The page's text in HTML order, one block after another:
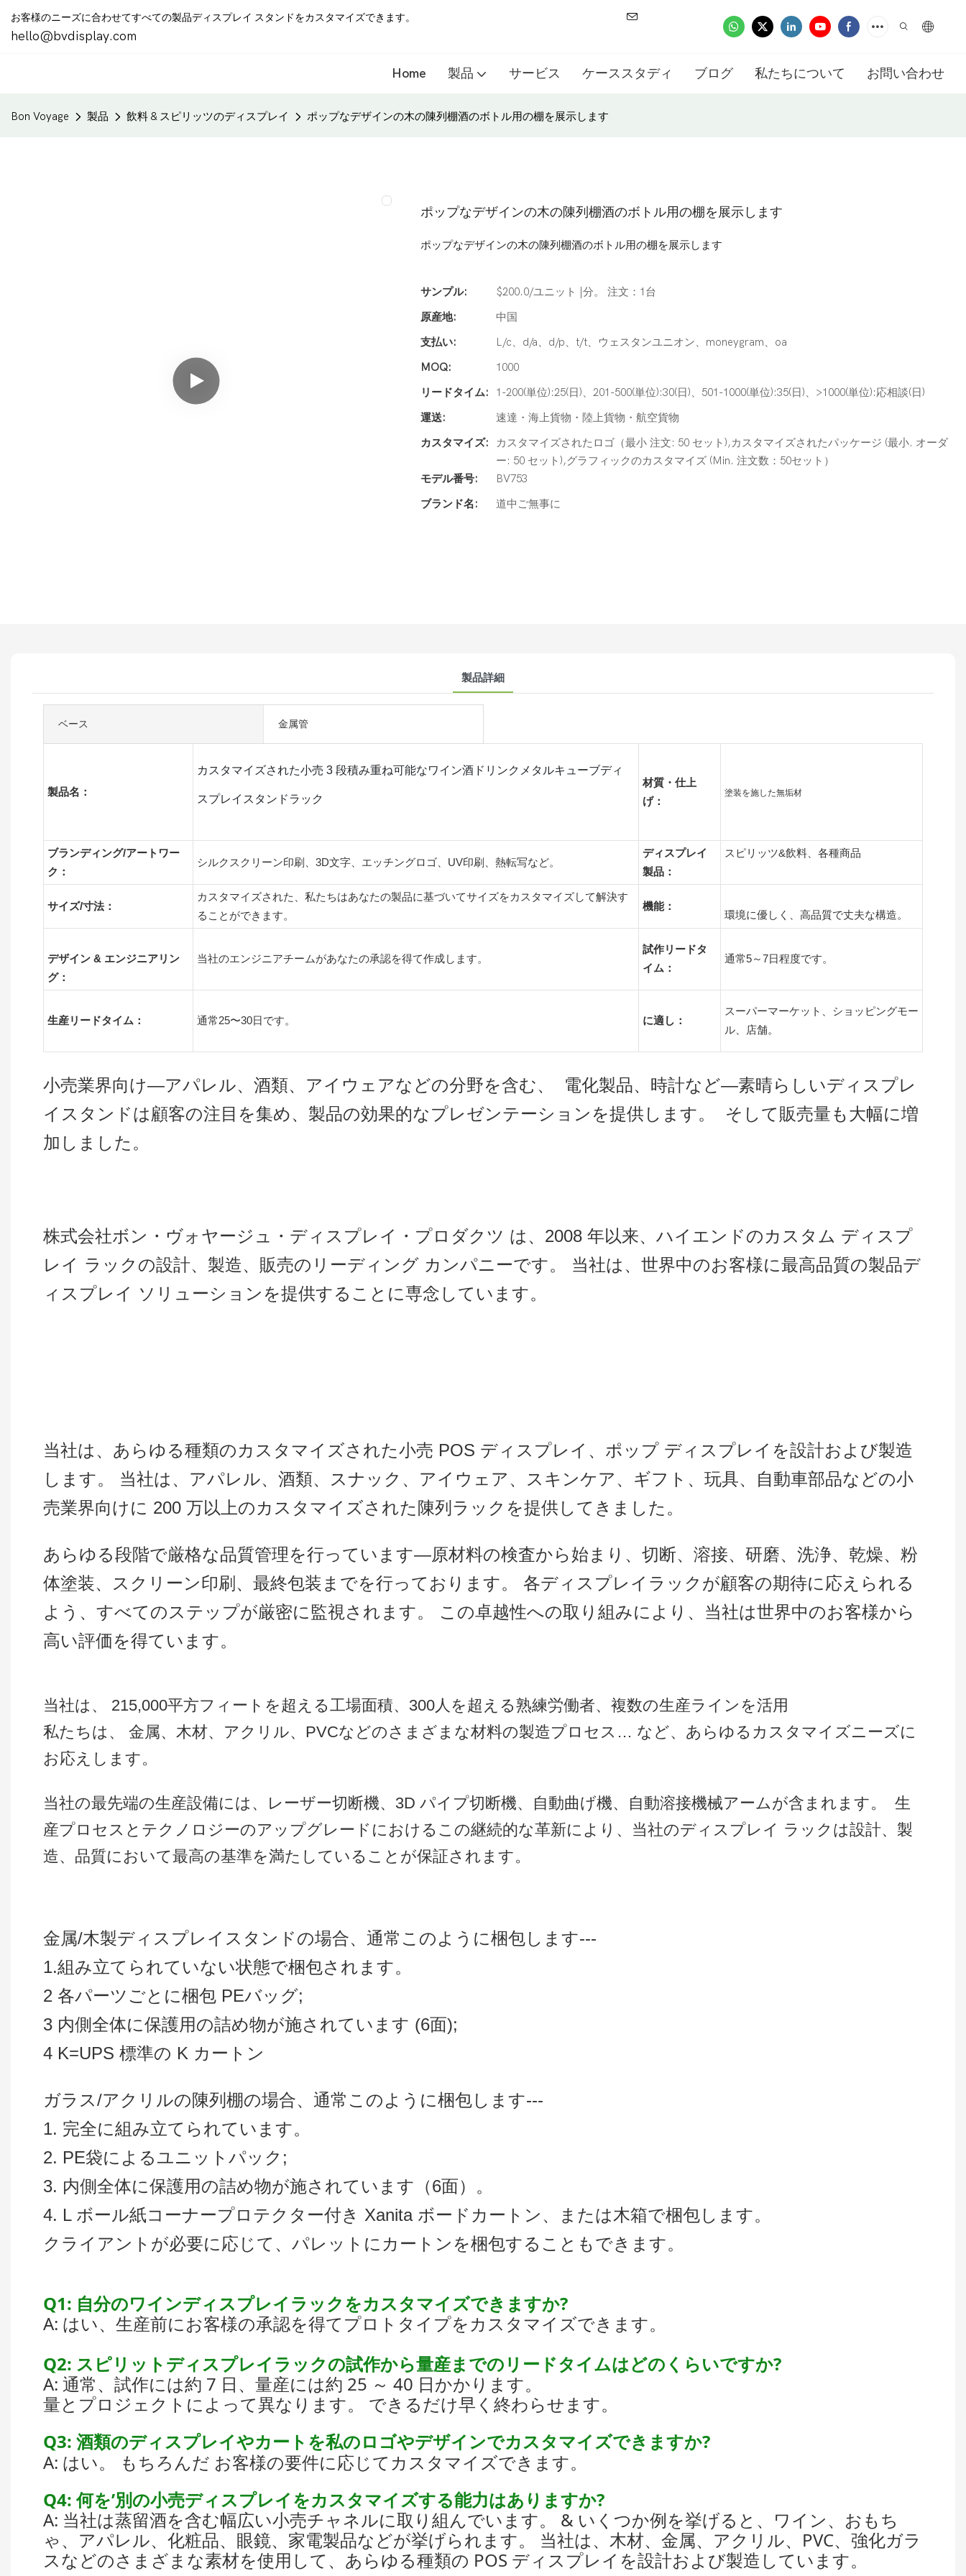
お客様のニーズに合わせてすべての製品ディスプレイ スタンドをカスタマイズできます。
hello@bvdisplay.com
Home 製品 サービス ケーススタディ ブログ 私たちについて お問い合わせ
Bon Voyage 製品 飲料 & スピリッツのディスプレイ ポップなデザインの木の陳列棚酒のボトル用の棚を展示します
ポップなデザインの木の陳列棚酒のボトル用の棚を展示します
ポップなデザインの木の陳列棚酒のボトル用の棚を展示します
サンプル:
$200.0/ユニット |分。 注文：1台
原産地:
中国
支払い:
L/c、d/a、d/p、t/t、ウェスタンユニオン、moneygram、oa
MOQ:
1000
リードタイム:
1-200(単位):25(日)、201-500(単位):30(日)、501-1000(単位):35(日)、>1000(単位):応相談(日)
運送:
速達・海上貨物・陸上貨物・航空貨物
カスタマイズ:
カスタマイズされたロゴ（最小 注文: 50 セット),カスタマイズされたパッケージ (最小. オーダ
ー: 50 セット),グラフィックのカスタマイズ (Min. 注文数：50セット）
モデル番号:
BV753
ブランド名:
道中ご無事に
製品詳細
ベース 金属管
製品名：
カスタマイズされた小売 3 段積み重ね可能なワイン酒ドリンクメタルキューブディ
スプレイスタンドラック
材質・仕上
げ：
塗装を施した無垢材
ブランディング/アートワー
ク：
シルクスクリーン印刷、3D文字、エッチングロゴ、UV印刷、熱転写など。
ディスプレイ
製品：
スピリッツ&飲料、各種商品
サイズ/寸法：
カスタマイズされた、私たちはあなたの製品に基づいてサイズをカスタマイズして解決す
ることができます。
機能：
環境に優しく、高品質で丈夫な構造。
デザイン & エンジニアリン
グ：
当社のエンジニアチームがあなたの承認を得て作成します。
試作リードタ
イム：
通常5～7日程度です。
生産リードタイム： 通常25〜30日です。 に適し：
スーパーマーケット、ショッピングモー
ル、店舗。
小売業界向け—アパレル、酒類、アイウェアなどの分野を含む、 電化製品、時計など—素晴らしいディスプレ
イスタンドは顧客の注目を集め、製品の効果的なプレゼンテーションを提供します。 そして販売量も大幅に増
加しました。
株式会社ボン・ヴォヤージュ・ディスプレイ・プロダクツ は、2008 年以来、ハイエンドのカスタム ディスプ
レイ ラックの設計、製造、販売のリーディング カンパニーです。 当社は、世界中のお客様に最高品質の製品デ
ィスプレイ ソリューションを提供することに専念しています。
当社は、あらゆる種類のカスタマイズされた小売 POS ディスプレイ、ポップ ディスプレイを設計および製造
します。 当社は、アパレル、酒類、スナック、アイウェア、スキンケア、ギフト、玩具、自動車部品などの小
売業界向けに 200 万以上のカスタマイズされた陳列ラックを提供してきました。
あらゆる段階で厳格な品質管理を行っています—原材料の検査から始まり、切断、溶接、研磨、洗浄、乾燥、粉
体塗装、スクリーン印刷、最終包装までを行っております。 各ディスプレイラックが顧客の期待に応えられる
よう、すべてのステップが厳密に監視されます。 この卓越性への取り組みにより、当社は世界中のお客様から
高い評価を得ています。
当社は、 215,000平方フィートを超える工場面積、300人を超える熟練労働者、複数の生産ラインを活用
私たちは、 金属、木材、アクリル、PVCなどのさまざまな材料の製造プロセス… など、あらゆるカスタマイズニーズに
お応えします。
当社の最先端の生産設備には、レーザー切断機、3D パイプ切断機、自動曲げ機、自動溶接機械アームが含まれます。
生
産プロセスとテクノロジーのアップグレードにおけるこの継続的な革新により、当社のディスプレイ ラックは設計、製
造、品質において最高の基準を満たしていることが保証されます。
金属/木製ディスプレイスタンドの場合、通常このように梱包します---
1.組み立てられていない状態で梱包されます。
2 各パーツごとに梱包 PEバッグ;
3 内側全体に保護用の詰め物が施されています (6面);
4 K=UPS 標準の K カートン
ガラス/アクリルの陳列棚の場合、通常このように梱包します---
1. 完全に組み立てられています。
2. PE袋によるユニットパック;
3. 内側全体に保護用の詰め物が施されています（6面）。
4. L ボール紙コーナープロテクター付き Xanita ボードカートン、または木箱で梱包します。
クライアントが必要に応じて、パレットにカートンを梱包することもできます。
Q1: 自分のワインディスプレイラックをカスタマイズできますか?
A: はい、生産前にお客様の承認を得てプロトタイプをカスタマイズできます。
Q2: スピリットディスプレイラックの試作から量産までのリードタイムはどのくらいですか?
A: 通常、試作には約 7 日、量産には約 25 ～ 40 日かかります。
量とプロジェクトによって異なります。 できるだけ早く終わらせます。
Q3: 酒類のディスプレイやカートを私のロゴやデザインでカスタマイズできますか?
A: はい。 もちろんだ お客様の要件に応じてカスタマイズできます。
Q4: 何を’別の小売ディスプレイをカスタマイズする能力はありますか?
A: 当社は蒸留酒を含む幅広い小売チャネルに取り組んでいます。 & いくつか例を挙げると、ワイン、おもち
ゃ、アパレル、化粧品、眼鏡、家電製品などが挙げられます。 当社は、木材、金属、アクリル、PVC、強化ガラ
スなどのさまざまな素材を使用して、あらゆる種類の POS ディスプレイを設計および製造しています。